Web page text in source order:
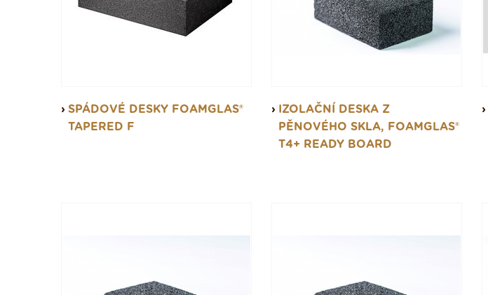
SPÁDOVÉ DESKY FOAMGLAS®
TAPERED F
IZOLAČNÍ DESKA Z
PĚNOVÉHO SKLA, FOAMGLAS®
T4+ READY BOARD